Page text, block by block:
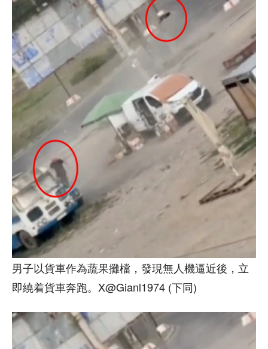
男子以貨車作為蔬果攤檔，發現無人機逼近後，立
即繞着貨車奔跑。X@Gianl1974 (下同)